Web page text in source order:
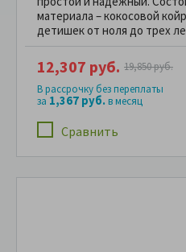
материала – кокосовой
детишек от ноля до трех
Сравнить
12,307 руб. 19,850 руб.
В рассрочку без переплаты
за 1,367 руб.в месяц